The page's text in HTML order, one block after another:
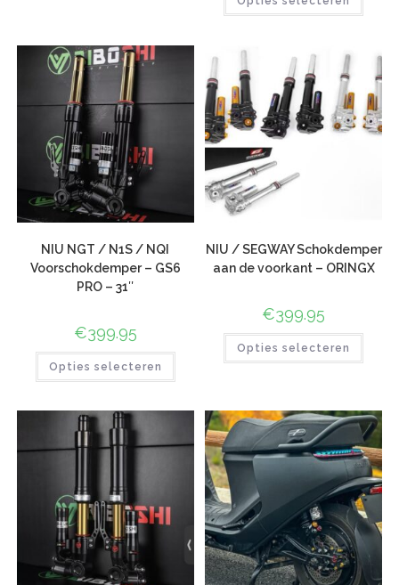
NIU NGT / N1S / NQI
Voorschokdemper – GS6
PRO – 31″
€399.95
Opties selecteren
NIU / SEGWAY Schokdemper
aan de voorkant – ORINGX
€399.95
Opties selecteren